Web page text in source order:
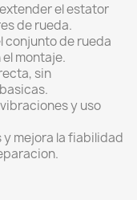
el estator
de rueda.
conjunto de rueda
montaje.
sin
y uso
mejora la fiabilidad